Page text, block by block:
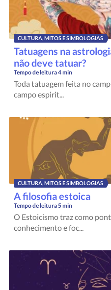
CULTURA, MITOS E SIMBOLOGIAS
Tatuagens na
não deve tatuar?
Tempo de leitura4 min
Toda tatuagem feita no
campo espirit...
CULTURA, MITOS E SIMBOLOGIAS
A filosofia estoica
Tempo de leitura5 min
O Estoicismo traz como
conhecimento e foc...